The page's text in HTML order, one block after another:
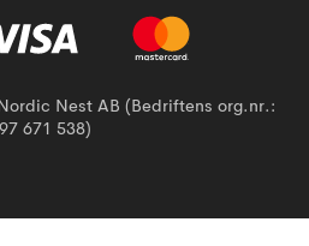
Nest AB (Bedriftens org.nr.:
671 538)